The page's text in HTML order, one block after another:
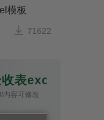
模板
 71622
表excel模板
内容可修改